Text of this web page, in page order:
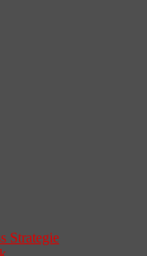
Strategie